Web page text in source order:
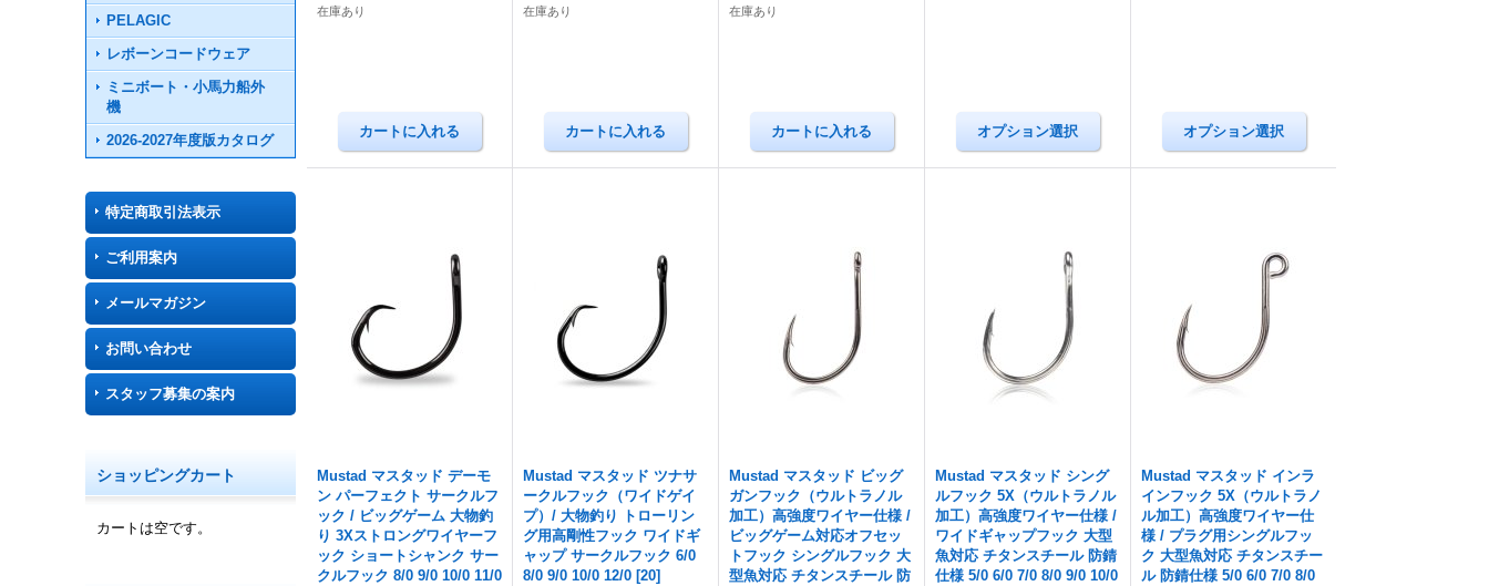
PELAGIC
レボーンコードウェア
ミニボート・小馬力船外
機
2026-2027年度版カタログ
特定商取引法表示
ご利用案内
メールマガジン
お問い合わせ
スタッフ募集の案内
ショッピングカート
カートは空です。
在庫あり 在庫あり 在庫あり
Mustad マスタッド デーモ
ン パーフェクト サークルフ
ック / ビッグゲーム 大物釣
り 3Xストロングワイヤーフ
ック ショートシャンク サー
クルフック 8/0 9/0 10/0 11/0
Mustad マスタッド ツナサ
ークルフック（ワイドゲイ
プ）/ 大物釣り トローリン
グ用高剛性フック ワイドギ
ャップ サークルフック 6/0
8/0 9/0 10/0 12/0 [20]
Mustad マスタッド ビッグ
ガンフック（ウルトラノル
加工）高強度ワイヤー仕様 /
ビッグゲーム対応オフセッ
トフック シングルフック 大
型魚対応 チタンスチール 防
Mustad マスタッド シング
ルフック 5X（ウルトラノル
加工）高強度ワイヤー仕様 /
ワイドギャップフック 大型
魚対応 チタンスチール 防錆
仕様 5/0 6/0 7/0 8/0 9/0 10/0
Mustad マスタッド インラ
インフック 5X（ウルトラノ
ル加工）高強度ワイヤー仕
様 / プラグ用シングルフッ
ク 大型魚対応 チタンスチー
ル 防錆仕様 5/0 6/0 7/0 8/0